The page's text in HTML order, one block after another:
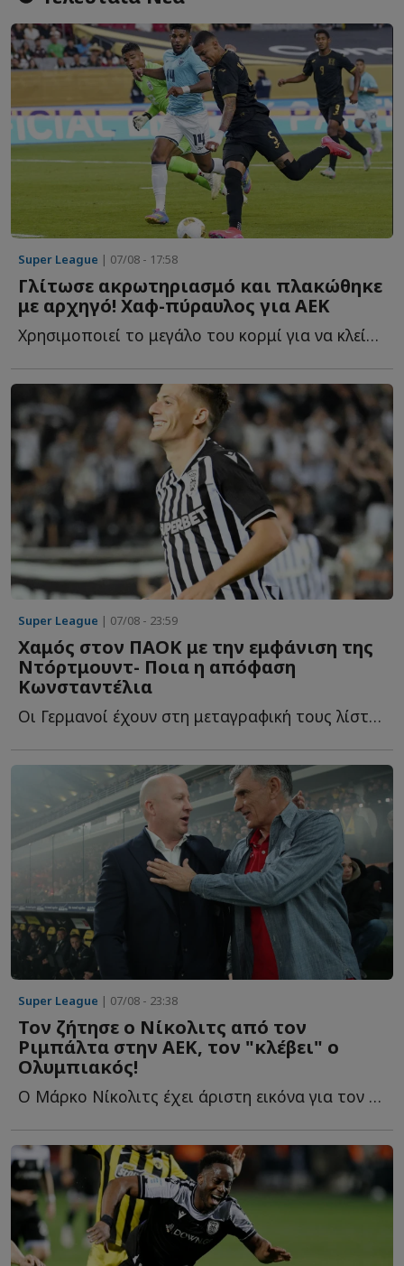
Super League | 07/08 - 17:58
Γλίτωσε ακρωτηριασμό και πλακώθηκε
με αρχηγό! Χαφ-πύραυλος για ΑΕΚ
Χρησιμοποιεί το μεγάλο του κορμί για να κλείσει χώρους, ν...
Super League | 07/08 - 23:59
Χαμός στον ΠΑΟΚ με την εμφάνιση της
Ντόρτμουντ- Ποια η απόφαση
Κωνσταντέλια
Οι Γερμανοί έχουν στη μεταγραφική τους λίστα και τον Γ...
Super League | 07/08 - 23:38
Τον ζήτησε ο Νίκολιτς από τον
Ριμπάλτα στην ΑΕΚ, τον "κλέβει" ο
Ολυμπιακός!
Ο Μάρκο Νίκολιτς έχει άριστη εικόνα για τον παίκτη κ...